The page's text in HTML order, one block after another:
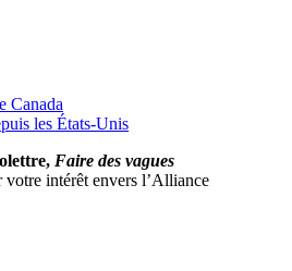
Canada
les États-Unis
Faire des vagues
intérêt envers l’Alliance